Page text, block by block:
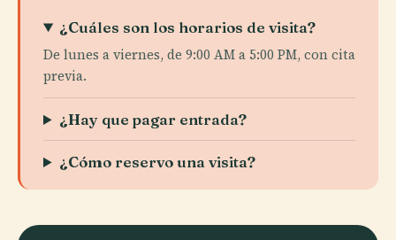
¿Cuáles son los horarios de visita?
De lunes a viernes, de 9:00 AM a 5:00 PM, con cita
previa.
¿Hay que pagar entrada?
¿Cómo reservo una visita?